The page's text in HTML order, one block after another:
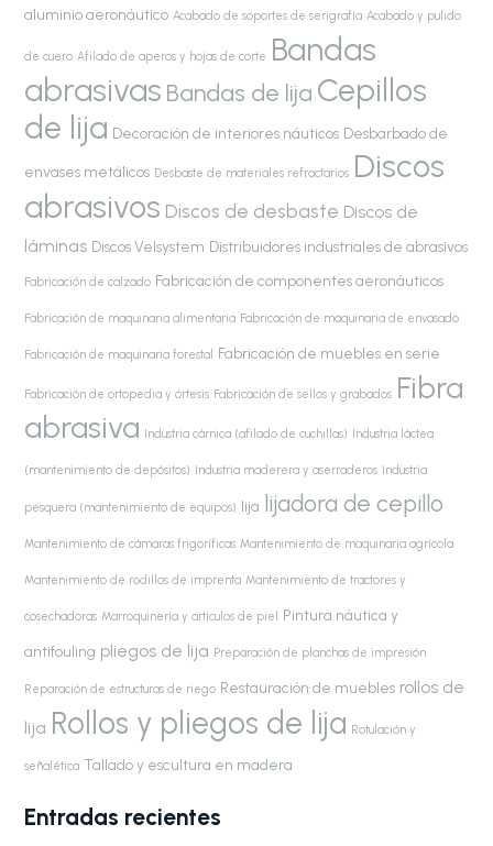
aluminio aeronáutico Acabado de soportes de serigrafía Acabado y pulido
de cuero Afilado de aperos y hojas de corte Bandas
abrasivas Bandas de lija Cepillos
de lija Decoración de interiores náuticos Desbarbado de
envases metálicos Desbaste de materiales refractarios Discos
abrasivos Discos de desbaste Discos de
láminas Discos Velsystem Distribuidores industriales de abrasivos
Fabricación de calzado Fabricación de componentes aeronáuticos
Fabricación de maquinaria alimentaria Fabricación de maquinaria de envasado
Fabricación de maquinaria forestal Fabricación de muebles en serie
Fabricación de ortopedia y órtesis Fabricación de sellos y grabados Fibra
abrasiva Industria cárnica (afilado de cuchillas) Industria láctea
(mantenimiento de depósitos) Industria maderera y aserraderos Industria
pesquera (mantenimiento de equipos) lija lijadora de cepillo
Mantenimiento de cámaras frigoríficas Mantenimiento de maquinaria agrícola
Mantenimiento de rodillos de imprenta Mantenimiento de tractores y
cosechadoras Marroquinería y artículos de piel Pintura náutica y
antifouling pliegos de lija Preparación de planchas de impresión
Reparación de estructuras de riego Restauración de muebles rollos de
lija Rollos y pliegos de lija Rotulación y
señalética Tallado y escultura en madera
Entradas recientes